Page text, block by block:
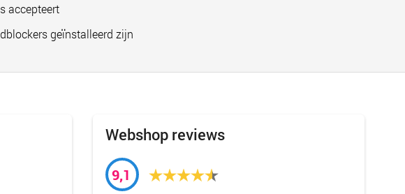
accepteert
geïnstalleerd zijn
Webshop reviews
9,1